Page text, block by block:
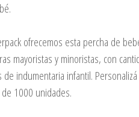
ofrecemos esta percha de
mayoristas y minoristas, con
indumentaria infantil.
1000 unidades.